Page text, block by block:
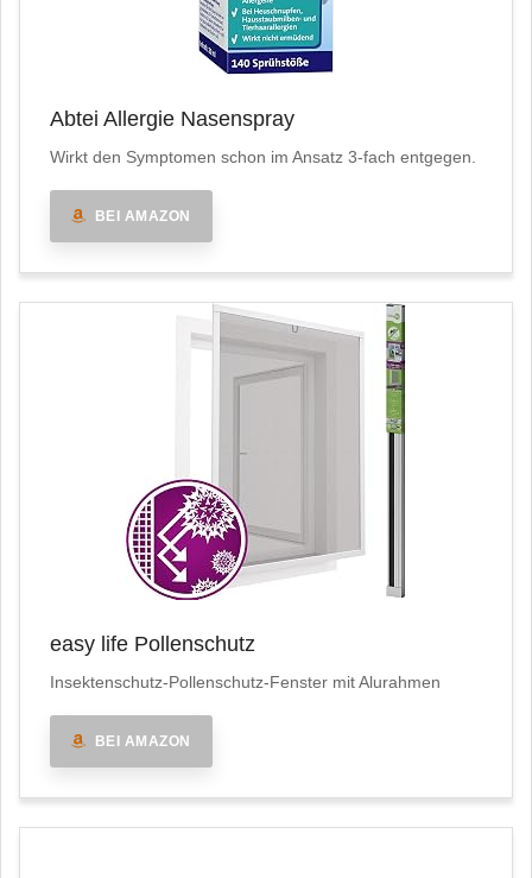
Abtei Allergie Nasenspray
Wirkt den Symptomen schon im Ansatz 3-fach entgegen.
BEI AMAZON
easy life Pollenschutz
Insektenschutz-Pollenschutz-Fenster mit Alurahmen
BEI AMAZON